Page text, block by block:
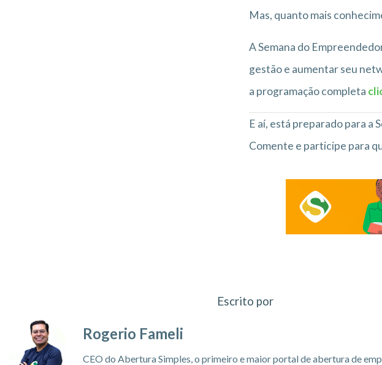
Mas, quanto mais
A Semana do
gestão e aumentar seu
a programação completa
E aí, está preparado para a
Comente e participe para
Escrito por
Rogerio Fameli
CEO do Abertura Simples, o primeiro e maior portal de abertura de